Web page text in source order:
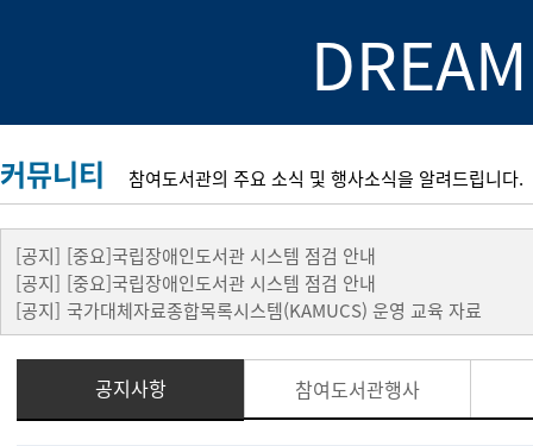
DREAM
커뮤니티 참여도서관의 주요 소식 및 행사소식을 알려드립니다.
[공지] [중요]국립장애인도서관 시스템 점검 안내
[공지] [중요]국립장애인도서관 시스템 점검 안내
[공지] 국가대체자료종합목록시스템(KAMUCS) 운영 교육 자료
공지사항 참여도서관행사